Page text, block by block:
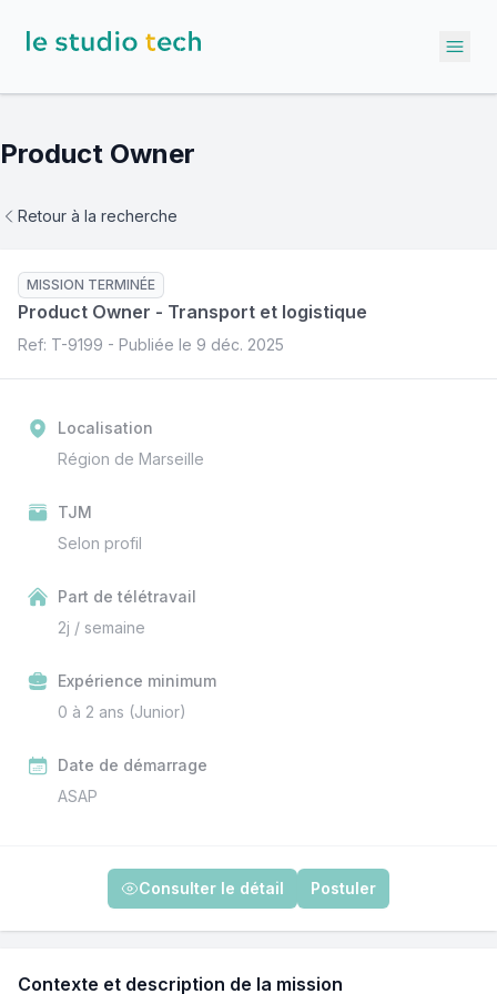
Product Owner
Retour à la recherche
Product Owner - Transport et logistique
MISSION TERMINÉE
Ref: T-9199 - Publiée le 9 déc. 2025
Localisation
Région de Marseille
TJM
Selon profil
Part de télétravail
2j / semaine
Expérience minimum
0 à 2 ans (Junior)
Date de démarrage
ASAP
Consulter le détail Postuler
Contexte et description de la mission